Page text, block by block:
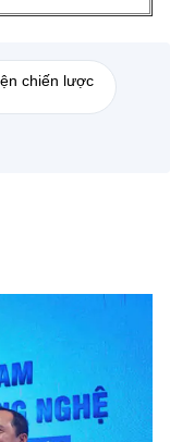
chiến lược